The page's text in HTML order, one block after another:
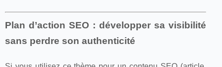
Plan d’action SEO : développer sa visibilité
sans perdre son authenticité